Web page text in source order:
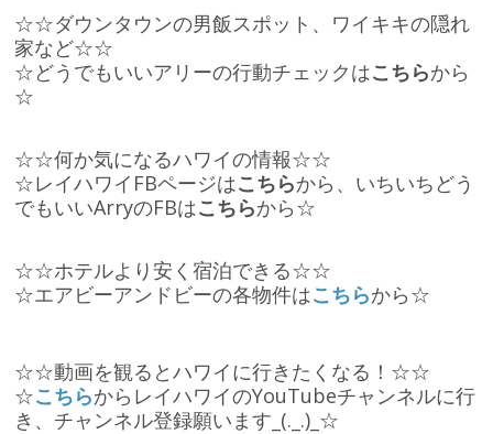
☆☆ダウンタウンの男飯スポット、 ワイキキの隠れ
家など☆☆
☆どうでもいいアリーの行動チェックはこちらから
☆
☆☆何か気になるハワイの情報☆☆
☆レイハワイFBページはこちらから、いちいちどう
でもいいArryのFBはこちらから☆
☆☆ホテルより安く宿泊できる☆☆
☆エアビーアンドビーの各物件はこちらから☆
☆☆動画を観るとハワイに行きたくなる！☆☆
☆こちらからレイハワイのYouTubeチャンネルに行
き、チャンネル登録願います_(._.)_☆